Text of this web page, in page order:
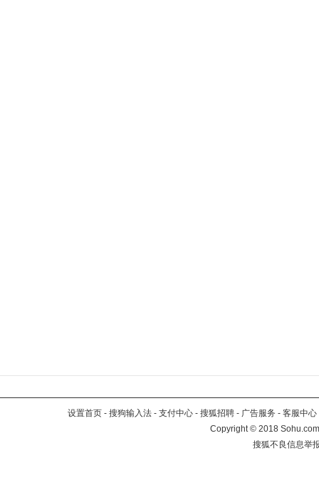
设置首页 - 搜狗输入法 - 支付中心 - 搜狐招聘 - 广告服务 - 客服中心
Copyright©2018
搜狐不良信息举